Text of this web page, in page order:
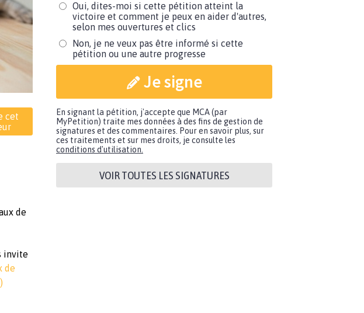
cet
de
invite
de
)
Oui, dites-moi si cette pétition atteint la
victoire et comment je peux en aider d'autres,
selon mes ouvertures et clics
Non, je ne veux pas être informé si cette
pétition ou une autre progresse
Je signe
En signant la pétition, j'accepte que MCA (par
MyPetition) traite mes données à des fins de gestion de
signatures et des commentaires. Pour en savoir plus, sur
ces traitements et sur mes droits, je consulte les
conditions d'utilisation.
VOIR TOUTES LES SIGNATURES